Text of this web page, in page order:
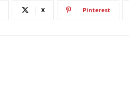
X Pinterest